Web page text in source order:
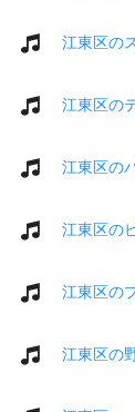
江東区の
江東区の
江東区の
江東区の
江東区の
江東区の